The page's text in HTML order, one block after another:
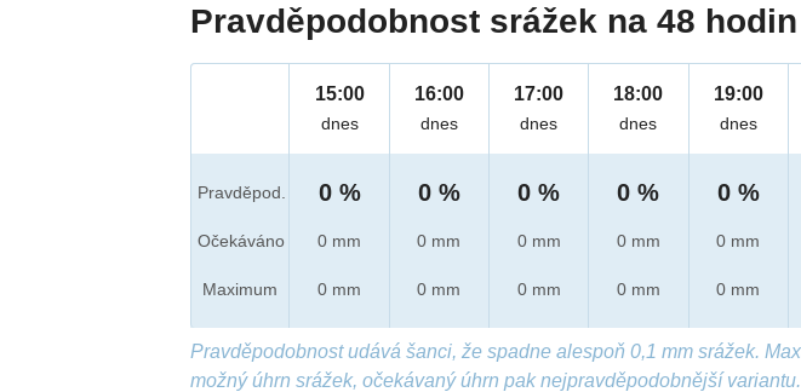
Pravděpodobnost srážek na 48 hodin
Pravděpod.
Očekáváno
Maximum
15:00
dnes
0 %
0 mm
0 mm
16:00
dnes
0 %
0 mm
0 mm
17:00
dnes
0 %
0 mm
0 mm
18:00
dnes
0 %
0 mm
0 mm
19:00
dnes
0 %
0 mm
0 mm
Pravděpodobnost udává šanci, že spadne alespoň 0,1 mm srážek.
možný úhrn srážek, očekávaný úhrn pak nejpravděpodobnější